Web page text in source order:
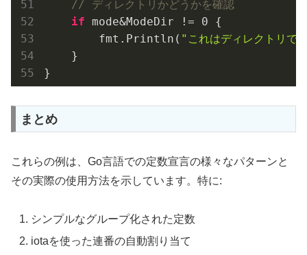
// ディレクトリかどうかを確認
if mode&ModeDir != 0 {
        fmt.Println(
"これはディレクトリで
    }
まとめ
これらの例は、Go言語での定数宣言の様々なパターンと
その実際の使用方法を示しています。特に:
シンプルなグループ化された定数
iotaを使った連番の自動割り当て